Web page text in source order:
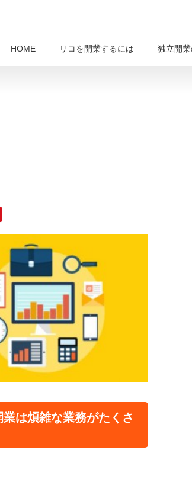
HOME リコを開業するには 独立開
は煩雑な業務がたくさ